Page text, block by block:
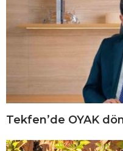
Tekfen’de OYAK